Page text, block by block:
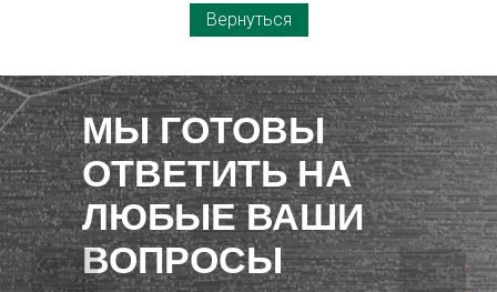
Вернуться
МЫ ГОТОВЫ
ОТВЕТИТЬ НА
ЛЮБЫЕ ВАШИ
ВОПРОСЫ